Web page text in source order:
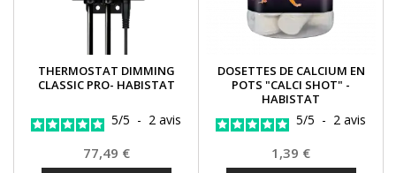
THERMOSTAT DIMMING
CLASSIC PRO- HABISTAT
5/5 - 2 avis
Prix
77,49 €
DOSETTES DE CALCIUM EN
POTS "CALCI SHOT" -
HABISTAT
5/5 - 2 avis
Prix
1,39 €